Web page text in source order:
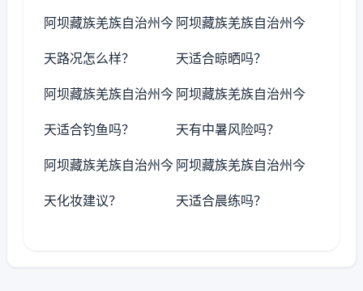
阿坝藏族羌族自治州今
天路况怎么样？
阿坝藏族羌族自治州今
天适合晾晒吗？
阿坝藏族羌族自治州今
天适合钓鱼吗？
阿坝藏族羌族自治州今
天有中暑风险吗？
阿坝藏族羌族自治州今
天化妆建议？
阿坝藏族羌族自治州今
天适合晨练吗？